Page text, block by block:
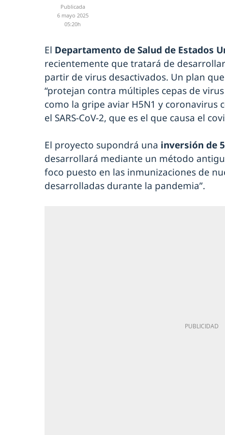
Publicada
6 mayo 2025
05:20h
El Departamento de Salud de Estados
recientemente que tratará de desarrollar
partir de virus desactivados. Un plan
“protejan contra múltiples cepas de
como la gripe aviar H5N1 y coronavirus
el SARS-CoV-2, que es el que causa el
El proyecto supondrá una inversión de
desarrollará mediante un método
foco puesto en las inmunizaciones de
desarrolladas durante la pandemia”.